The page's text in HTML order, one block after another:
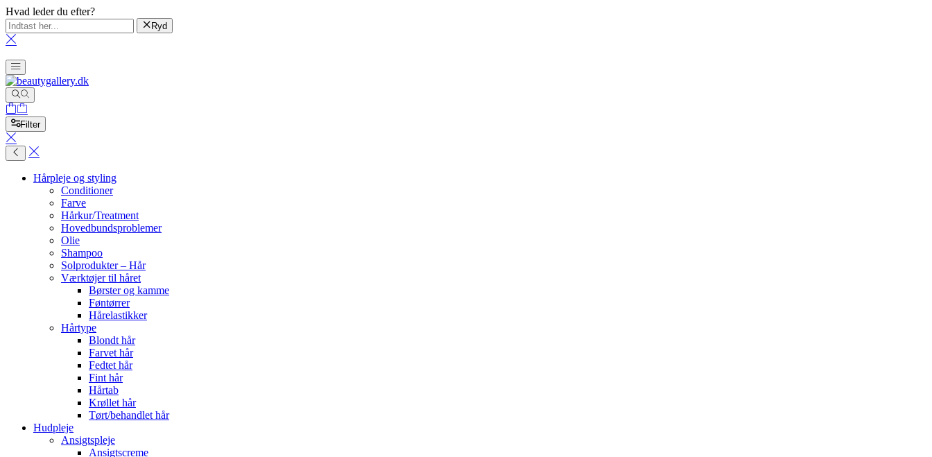
Hvad leder du efter?
Ryd
Filter
Hårpleje og styling
Conditioner
Farve
Hårkur/Treatment
Hovedbundsproblemer
Olie
Shampoo
Solprodukter – Hår
Værktøjer til håret
Børster og kamme
Føntørrer
Hårelastikker
Hårtype
Blondt hår
Farvet hår
Fedtet hår
Fint hår
Hårtab
Krøllet hår
Tørt/behandlet hår
Hudpleje
Ansigtspleje
Ansigtscreme